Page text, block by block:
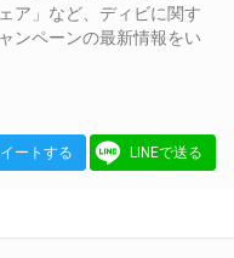
ア」など、ディビに関す
ンペーンの最新情報をい
ートする LINEで送る